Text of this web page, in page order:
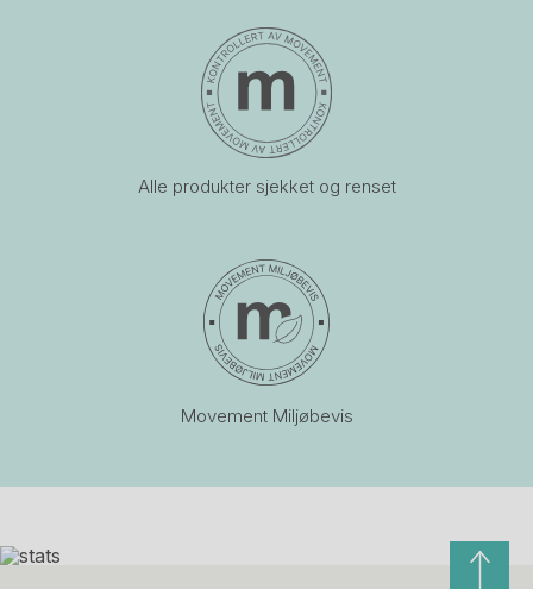
Alle produkter sjekket og renset
Movement Miljøbevis